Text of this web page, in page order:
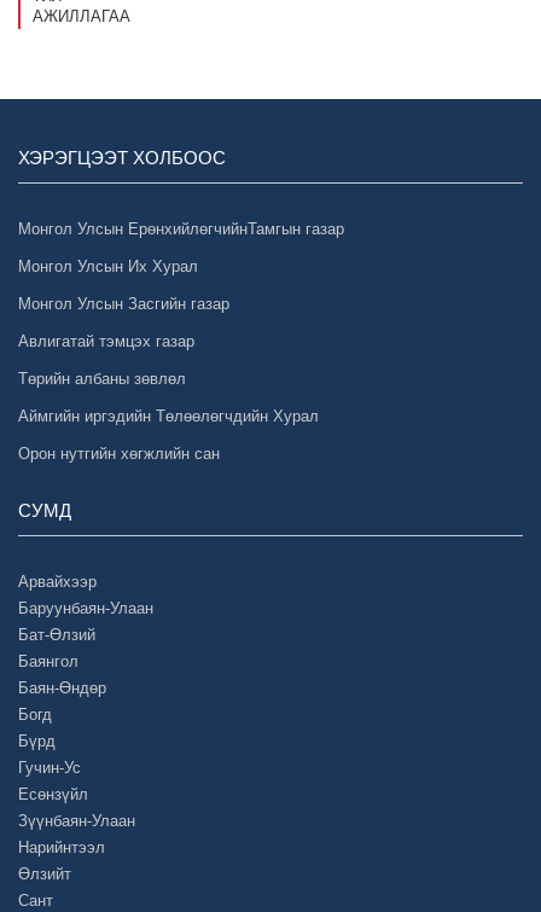
АЖИЛЛАГАА
ХЭРЭГЦЭЭТ ХОЛБООС
Монгол Улсын ЕрөнхийлөгчийнТамгын газар
Монгол Улсын Их Хурал
Монгол Улсын Засгийн газар
Авлигатай тэмцэх газар
Төрийн албаны зөвлөл
Аймгийн иргэдийн Төлөөлөгчдийн Хурал
Орон нутгийн хөгжлийн сан
СУМД
Арвайхээр
Баруунбаян-Улаан
Бат-Өлзий
Баянгол
Баян-Өндөр
Богд
Бүрд
Гучин-Ус
Есөнзүйл
Зүүнбаян-Улаан
Нарийнтээл
Өлзийт
Сант